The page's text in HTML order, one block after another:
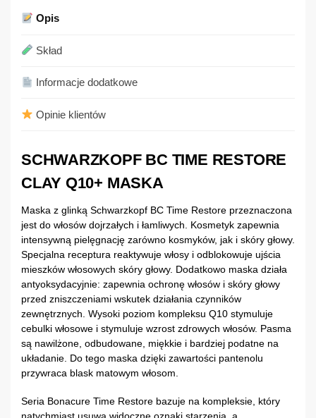
Opis
Skład
Informacje dodatkowe
Opinie klientów
SCHWARZKOPF BC TIME RESTORE
CLAY Q10+ MASKA
Maska z glinką Schwarzkopf BC Time Restore przeznaczona
jest do włosów dojrzałych i łamliwych. Kosmetyk zapewnia
intensywną pielęgnację zarówno kosmyków, jak i skóry głowy.
Specjalna receptura reaktywuje włosy i odblokowuje ujścia
mieszków włosowych skóry głowy. Dodatkowo maska działa
antyoksydacyjnie: zapewnia ochronę włosów i skóry głowy
przed zniszczeniami wskutek działania czynników
zewnętrznych. Wysoki poziom kompleksu Q10 stymuluje
cebulki włosowe i stymuluje wzrost zdrowych włosów. Pasma
są nawilżone, odbudowane, miękkie i bardziej podatne na
układanie. Do tego maska dzięki zawartości pantenolu
przywraca blask matowym włosom.
Seria Bonacure Time Restore bazuje na kompleksie, który